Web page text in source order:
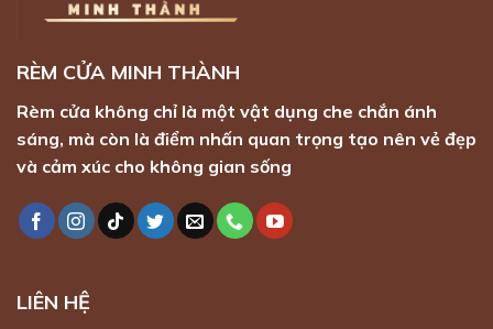
RÈM CỬA MINH THÀNH
Rèm cửa không chỉ là một vật dụng che chắn ánh
sáng, mà còn là điểm nhấn quan trọng tạo nên vẻ đẹp
và cảm xúc cho không gian sống
LIÊN HỆ